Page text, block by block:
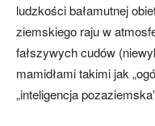
ludzkości bałamutnej
ziemskiego raju w
fałszywych cudów
mamidłami takimi jak
„inteligencja